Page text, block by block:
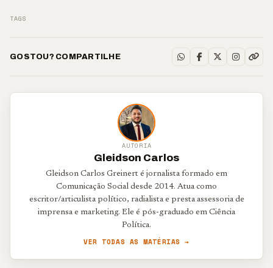
TAGS
GOSTOU? COMPARTILHE
AUTORIA
Gleidson Carlos
Gleidson Carlos Greinert é jornalista formado em
Comunicação Social desde 2014. Atua como
escritor/articulista político, radialista e presta assessoria de
imprensa e marketing. Ele é pós-graduado em Ciência
Política.
VER TODAS AS MATÉRIAS →